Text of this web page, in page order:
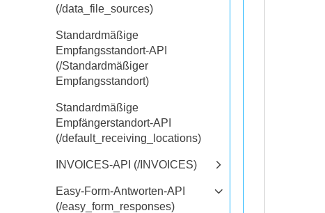
(/data_file_sources)
Standardmäßige
Empfangsstandort-API
(/Standardmäßiger
Empfangsstandort)
Standardmäßige
Empfängerstandort-API
(/default_receiving_locations)
INVOICES-API (/INVOICES)
Easy-Form-Antworten-API
(/easy_form_responses)